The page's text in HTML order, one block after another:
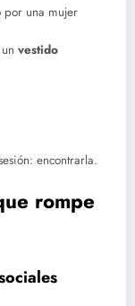
por una mujer
vestido
encontrarla.
rompe